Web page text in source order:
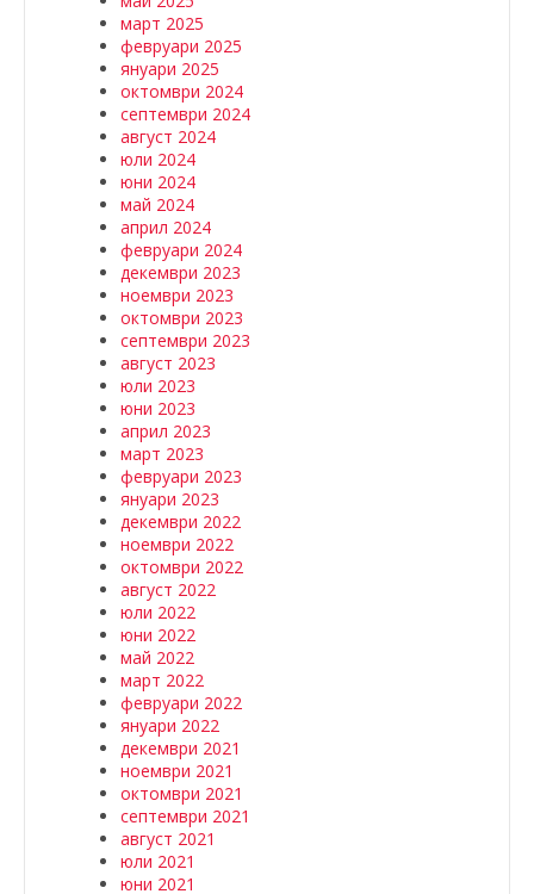
март 2025
февруари 2025
януари 2025
октомври 2024
септември 2024
август 2024
юли 2024
юни 2024
май 2024
април 2024
февруари 2024
декември 2023
ноември 2023
октомври 2023
септември 2023
август 2023
юли 2023
юни 2023
април 2023
март 2023
февруари 2023
януари 2023
декември 2022
ноември 2022
октомври 2022
август 2022
юли 2022
юни 2022
май 2022
март 2022
февруари 2022
януари 2022
декември 2021
ноември 2021
октомври 2021
септември 2021
август 2021
юли 2021
юни 2021